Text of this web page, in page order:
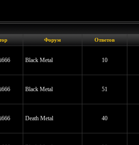
Форум Ответов
Black Metal 10
Black Metal 51
Death Metal 40